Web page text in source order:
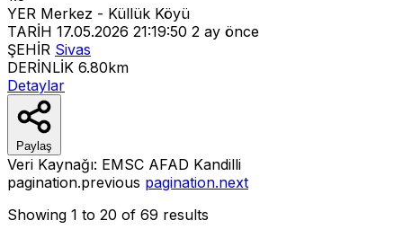
YER Merkez - Küllük Köyü
TARİH 17.05.2026 21:19:50 2 ay önce
ŞEHİR Sivas
DERİNLİK 6.80km
Detaylar
Paylaş
Veri Kaynağı: EMSC AFAD Kandilli
pagination.previous pagination.next
Showing 1 to 20 of 69 results